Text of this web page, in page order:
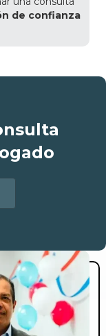
de confianza